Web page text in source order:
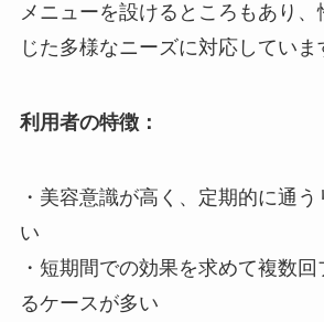
メニューを設けるところもあり
じた多様なニーズに対応していま
利用者の特徴：
・美容意識が高く、定期的に通
い
・短期間での効果を求めて複数
るケースが多い